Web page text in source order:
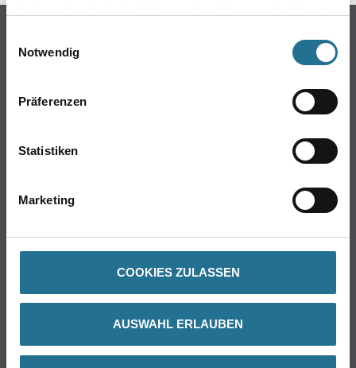
Notwendig
Präferenzen
Statistiken
Marketing
COOKIES ZULASSEN
AUSWAHL ERLAUBEN
Farbe
Trockenbau
Bodenbeläge
Werkzeug & Maschinen
Unternehmen
Eigenmarken